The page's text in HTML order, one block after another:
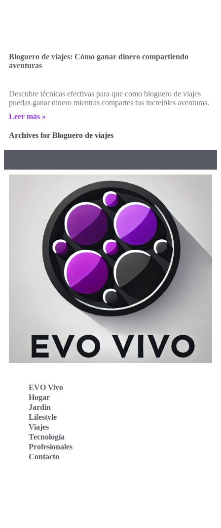
Bloguero de viajes: Cómo ganar dinero compartiendo
aventuras
Descubre técnicas efectivas para que como bloguero de viajes
puedas ganar dinero mientras compartes tus increíbles aventuras.
Leer más »
Archives for Bloguero de viajes
EVO Vivo
Hogar
Jardin
Lifestyle
Viajes
Tecnología
Profesionales
Contacto